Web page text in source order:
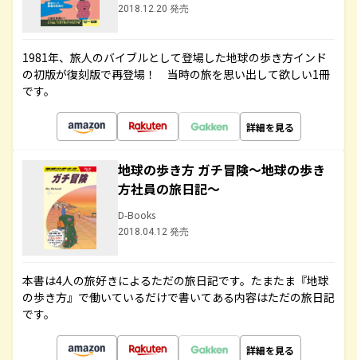
2018.12.20 発売
1981年、旅人のバイブルとして登場した地球の歩き方インド
の初版が復刻版で再登場！ 当時の旅を思い出して欲しい1冊
です。
詳細を見る
地球の歩き方 ガチ冒険～地球の歩き
方社員の旅日記～
D-Books
2018.04.12 発売
本書は4人の旅好きによるただの旅日記です。たまたま『地球
の歩き方』で働いているだけで書いてある内容はただの旅日記
です。
詳細を見る